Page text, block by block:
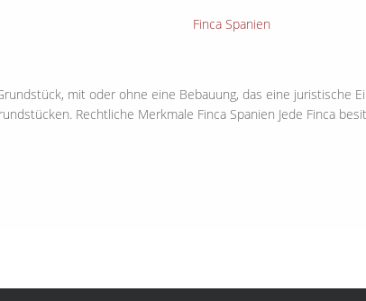
mit oder ohne eine Bebauung, das eine juristische
Rechtliche Merkmale Finca Spanien Jede Finca